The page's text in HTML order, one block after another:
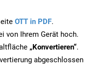
OTT in PDF.
von Ihrem Gerät hoch.
„Konvertieren“.
abgeschlossen